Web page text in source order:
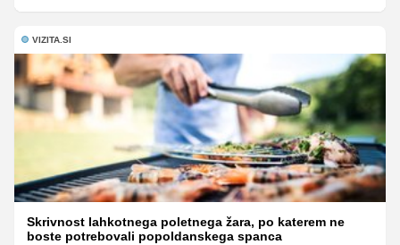
VIZITA.SI
Skrivnost lahkotnega poletnega žara, po katerem ne
boste potrebovali popoldanskega spanca